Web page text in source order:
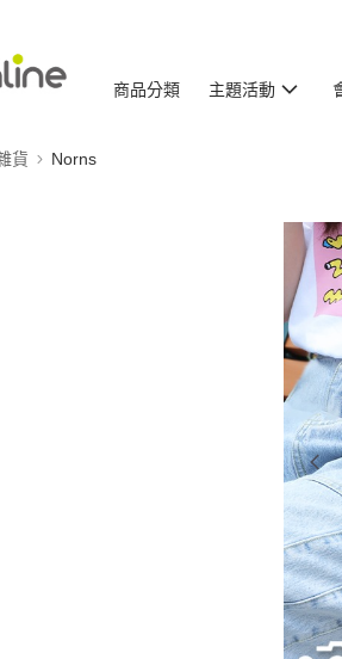
商品分類 主題活動
貨 Norns